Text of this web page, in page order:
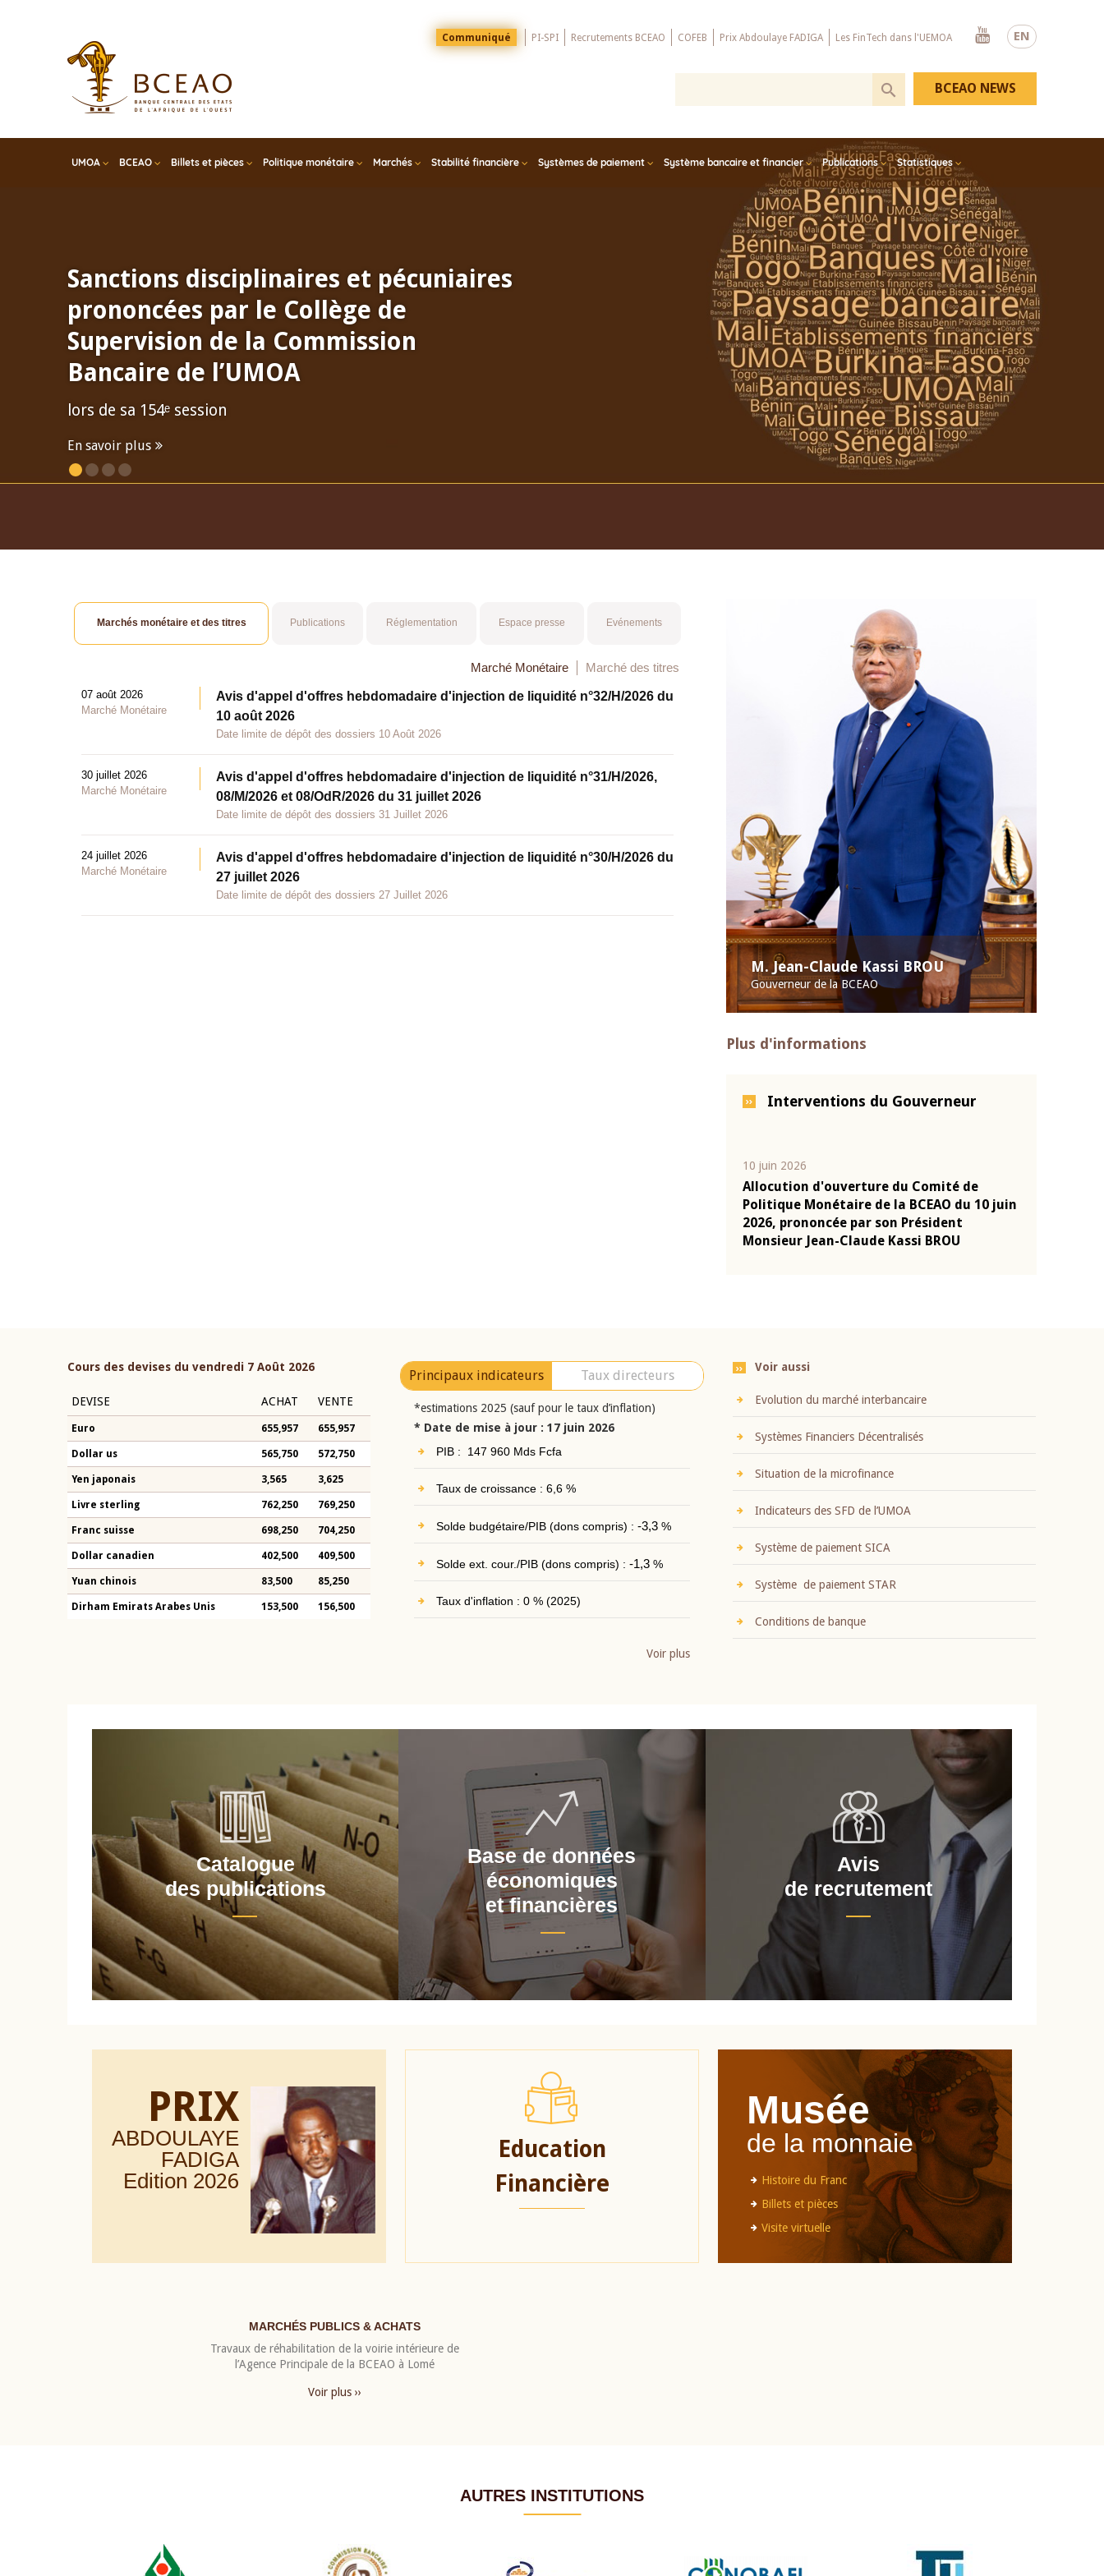
EN
Menu
Top
Communiqué PI-SPI Recrutements BCEAO COFEB Prix Abdoulaye FADIGA Les FinTech dans l'UEMOA
Youtube
UMOA BCEAO Billets et pièces Politique monétaire Marchés Stabilité financière Systèmes de paiement Système bancaire et financier Publications Statistiques
BCEAO NEWS
Sanctions disciplinaires et pécuniaires
prononcées par le Collège de
Supervision de la Commission
Bancaire de l’UMOA
lors de sa 154ᵉ session
En savoir plus
M. Jean-Claude Kassi BROU
Gouverneur de la BCEAO
Plus d'informations
Interventions du Gouverneur
10 juin 2026
Allocution d'ouverture du Comité de
Politique Monétaire de la BCEAO du 10 juin
2026, prononcée par son Président
Monsieur Jean-Claude Kassi BROU
Marchés monétaire et des titres Publications Réglementation Espace presse Evénements
Marché Monétaire Marché des titres
07 août 2026
Marché Monétaire
Avis d'appel d'offres hebdomadaire d'injection de liquidité n°32/H/2026 du
10 août 2026
Date limite de dépôt des dossiers 10 Août 2026
30 juillet 2026
Marché Monétaire
Avis d'appel d'offres hebdomadaire d'injection de liquidité n°31/H/2026,
08/M/2026 et 08/OdR/2026 du 31 juillet 2026
Date limite de dépôt des dossiers 31 Juillet 2026
24 juillet 2026
Marché Monétaire
Avis d'appel d'offres hebdomadaire d'injection de liquidité n°30/H/2026 du
27 juillet 2026
Date limite de dépôt des dossiers 27 Juillet 2026
Cours des devises du vendredi 7 Août 2026
DEVISE ACHAT VENTE
Euro 655,957 655,957
Dollar us 565,750 572,750
Yen japonais 3,565 3,625
Livre sterling 762,250 769,250
Franc suisse 698,250 704,250
Dollar canadien 402,500 409,500
Yuan chinois 83,500 85,250
Dirham Emirats Arabes Unis 153,500 156,500
Principaux indicateurs Taux directeurs
*estimations 2025 (sauf pour le taux d’inflation)
* Date de mise à jour : 17 juin 2026
PIB : 147 960 Mds Fcfa
Taux de croissance : 6,6 %
Solde budgétaire/PIB (dons compris) : -3,3%
Solde ext. cour./PIB (dons compris) : -1,3%
Taux d'inflation : 0 % (2025)
Voir plus
Voir aussi
Evolution du marché interbancaire
Systèmes Financiers Décentralisés
Situation de la microfinance
Indicateurs des SFD de l’UMOA
Système de paiement SICA
Système de paiement STAR
Conditions de banque
Catalogue
des publications
Base de données
économiques
et financières
Avis
de recrutement
PRIX
ABDOULAYE
FADIGA
Edition 2026
Education
Financière
Musée
de la monnaie
Histoire du Franc
Billets et pièces
Visite virtuelle
MARCHÉS PUBLICS & ACHATS
Travaux de réhabilitation de la voirie intérieure de
l’Agence Principale de la BCEAO à Lomé
Voir plus ››
AUTRES INSTITUTIONS